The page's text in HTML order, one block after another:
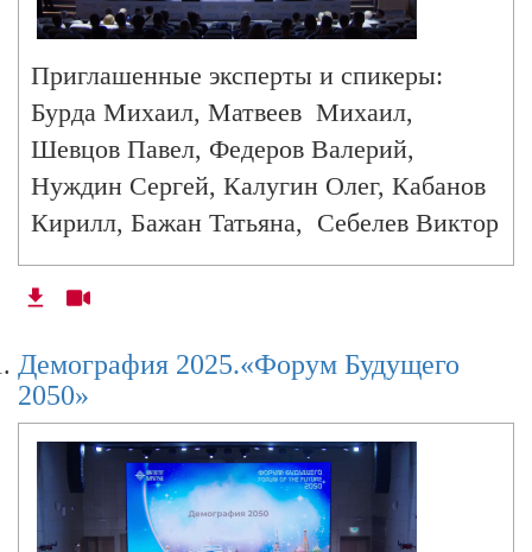
последующие успехи достигнуты на базе
демографического прорыва вкупе с
автократическим правлением и наличием
государства-корпорации", — подытожил
Малофеев.
Приглашенные эксперты и спикеры:
Бурда Михаил, Матвеев Михаил,
Шевцов Павел, Федеров Валерий,
Нуждин Сергей, Калугин Олег, Кабанов
Кирилл, Бажан Татьяна, Себелев Виктор
Демография 2025.«Форум Будущего
2050»